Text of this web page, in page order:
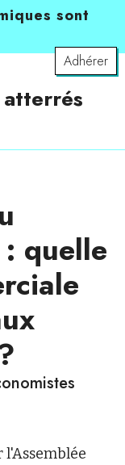
sont
Adhérer
quelle